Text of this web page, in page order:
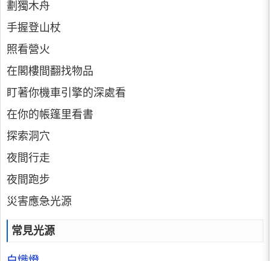
劃獨木舟
手握登山杖
照看營火
在閣樓間翻找物品
盯著你機車引擎的深處看
在你的帳篷里看書
探索洞穴
夜間行走
夜間跑步
災害應急光源
常見光源